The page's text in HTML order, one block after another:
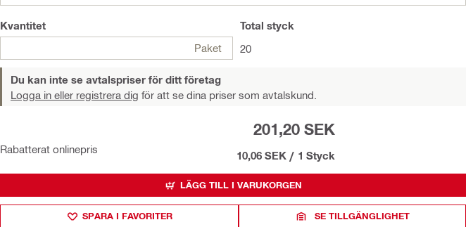
Kvantitet
Paket
Total styck
20
Du kan inte se avtalspriser för ditt företag
Logga in eller registrera dig för att se dina priser som avtalskund.
Rabatterat onlinepris
201,20 SEK
10,06 SEK / 1 Styck
LÄGG TILL I VARUKORGEN
SPARA I FAVORITER SE TILLGÄNGLIGHET